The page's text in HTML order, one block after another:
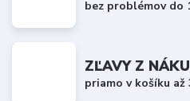
bez problémov do
ZĽAVY Z
priamo v košíku až